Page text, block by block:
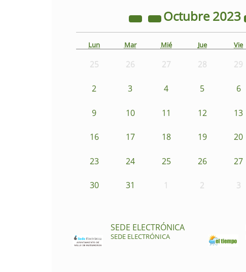
Octubre2023
Lun Mar Mié Jue Vie
25 26 27 28 29
2 3 4 5 6
9 10 11 12 13
16 17 18 19 20
23 24 25 26 27
30 31 1 2 3
SEDE ELECTRÓNICA
SEDE ELECTRÓNICA